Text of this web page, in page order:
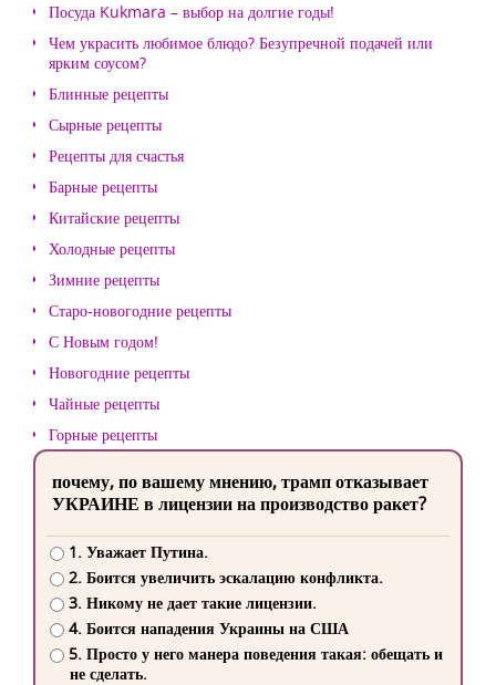
Посуда Kukmara – выбор на долгие годы!
Чем украсить любимое блюдо? Безупречной подачей или
ярким соусом?
Блинные рецепты
Сырные рецепты
Рецепты для счастья
Барные рецепты
Китайские рецепты
Холодные рецепты
Зимние рецепты
Старо-новогодние рецепты
С Новым годом!
Новогодние рецепты
Чайные рецепты
Горные рецепты
почему, по вашему мнению, трамп отказывает
УКРАИНЕ в лицензии на производство ракет?
1. Уважает Путина.
2. Боится увеличить эскалацию конфликта.
3. Никому не дает такие лицензии.
4. Боится нападения Украины на США
5. Просто у него манера поведения такая: обещать и
не сделать.